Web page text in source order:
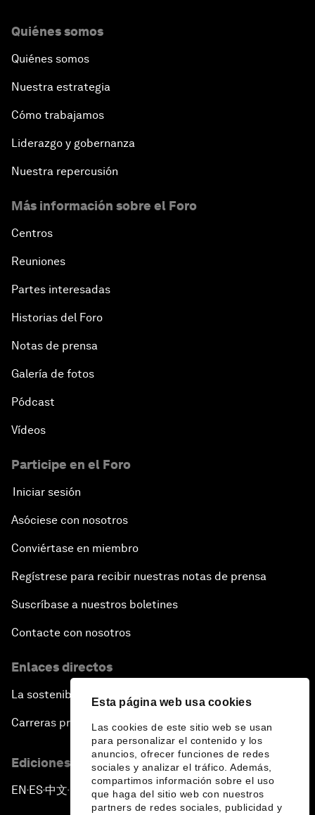
Esta página web usa cookies
Las cookies de este sitio web se usan
para personalizar el contenido y los
anuncios, ofrecer funciones de redes
sociales y analizar el tráfico. Además,
compartimos información sobre el uso
que haga del sitio web con nuestros
partners de redes sociales, publicidad y
Quiénes somos
Quiénes somos
Nuestra estrategia
Cómo trabajamos
Liderazgo y gobernanza
Nuestra repercusión
Más información sobre el Foro
Centros
Reuniones
Partes interesadas
Historias del Foro
Notas de prensa
Galería de fotos
Pódcast
Vídeos
Participe en el Foro
Iniciar sesión
Asóciese con nosotros
Conviértase en miembro
Regístrese para recibir nuestras notas de prensa
Suscríbase a nuestros boletines
Contacte con nosotros
Enlaces directos
La sostenibilidad en el Foro
Carreras profesionales
Ediciones en otros idiomas
EN ▪ES▪中文▪ 日本語